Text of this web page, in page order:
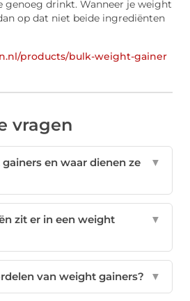
genoeg drinkt. Wanneer je weight
op dat niet beide ingrediënten
products/bulk-weight-gainer
vragen
en waar dienen ze
▼
zit er in een weight
▼
van weight gainers? ▼